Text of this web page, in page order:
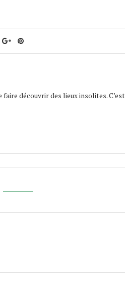
faire découvrir des lieux insolites.